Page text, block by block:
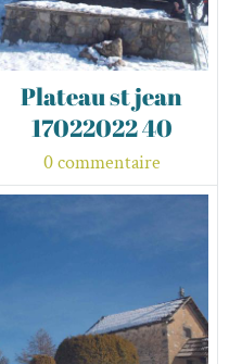
Plateau st jean
17022022 40
0 commentaire